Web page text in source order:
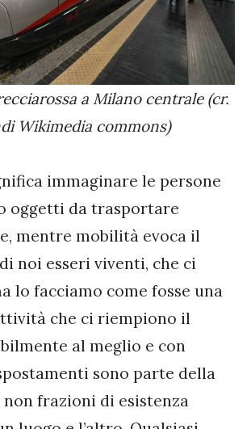
a Milano centrale (cr.
Wikimedia commons)
immaginare le persone
oggetti da trasportare
mentre mobilità evoca il
noi esseri viventi, che ci
lo facciamo come fosse una
che ci riempiono il
al meglio e con
sono parte della
frazioni di esistenza